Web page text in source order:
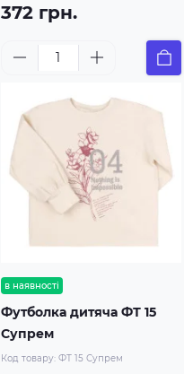
372 грн.
в наявності
Футболка дитяча ФТ 15
Супрем
Код товару: ФТ 15 Супрем